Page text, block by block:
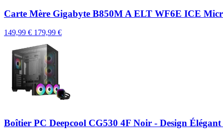
Carte Mère Gigabyte B850M A ELT WF6E ICE
149,99 € 179,99 €
Boîtier PC Deepcool CG530 4F Noir - Design